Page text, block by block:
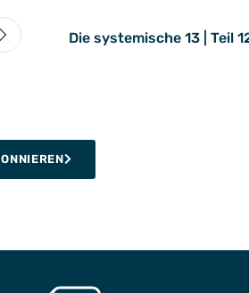
Die systemische 13 | Teil